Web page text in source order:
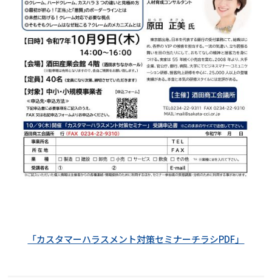
「カスタマーハラスメント対策セミナーチラシPDF」